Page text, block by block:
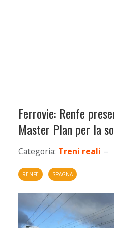
Ferrovie: Renfe
Master Plan per la
Categoria: Treni reali
RENFE SPAGNA